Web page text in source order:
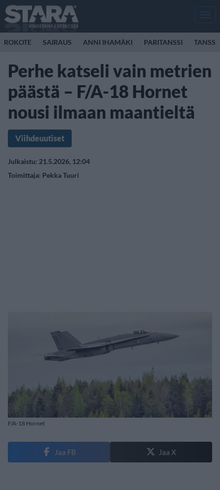
ROKOTE SAIRAUS ANNI IHAMÄKI PARITANSSI TANSSI
Perhe katseli vain metrien
päästä – F/A-18 Hornet
nousi ilmaan maantieltä
Viihdeuutiset
Julkaistu: 21.5.2026, 12:04
Toimittaja: Pekka Tuuri
F/A-18 Hornet
Jaa FB Jaa X